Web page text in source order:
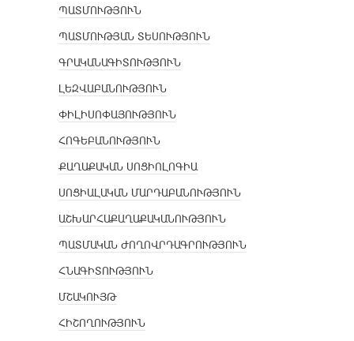
ՊԱՏՄՈՒԹՅՈՒՆ
ՊԱՏՄՈՒԹՅԱՆ ՏԵՍՈՒԹՅՈՒՆ
ԳՐԱԿԱՆԱԳԻՏՈՒԹՅՈՒՆ
ԼԵԶՎԱԲԱՆՈՒԹՅՈՒՆ
ՓԻԼԻՍՈՓԱՅՈՒԹՅՈՒՆ
ՀՈԳԵԲԱՆՈՒԹՅՈՒՆ
ՔԱՂԱՔԱԿԱՆ ՍՈՑԻՈԼՈԳԻԱ
ՍՈՑԻԱԼԱԿԱՆ ՄԱՐԴԱԲԱՆՈՒԹՅՈՒՆ
ԱՇԽԱՐՀԱՔԱՂԱՔԱԿԱՆՈՒԹՅՈՒՆ
ՊԱՏՄԱԿԱՆ ԺՈՂՈՎՐԴԱԳՐՈՒԹՅՈՒՆ
ՀՆԱԳԻՏՈՒԹՅՈՒՆ
ՄՇԱԿՈՒՅԹ
ՀԻՇՈՂՈՒԹՅՈՒՆ